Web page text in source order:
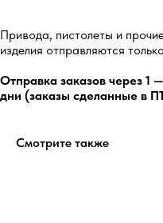
Привода, пистолеты и
изделия отправляются
Отправка заказов через 1
дни (заказы сделанные в
Смотрите также